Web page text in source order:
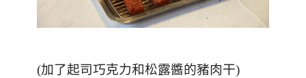
(加了起司巧克力和松露醬的豬肉干)